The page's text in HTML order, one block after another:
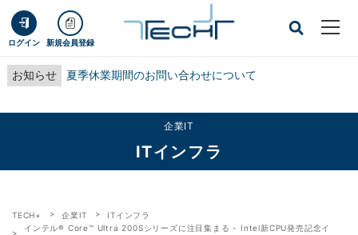
ログイン 新規会員登録
お知らせ 夏季休業期間のお問い合わせについて
企業IT
ITインフラ
TECH+ 企業IT
ITインフラ
インテル® Core™ Ultra 200Sシリーズに注目集まる - Intel新CPU発売記念イ